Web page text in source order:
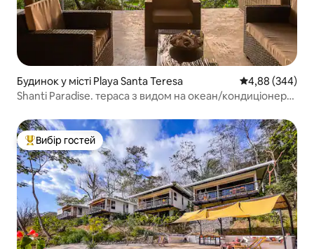
Будинок у місті Playa Santa Teresa Середня
4,88 (344)
Shanti Paradise. тераса з видом на океан/кондиціонер/
Топ вибір гостей
Вибір гостей